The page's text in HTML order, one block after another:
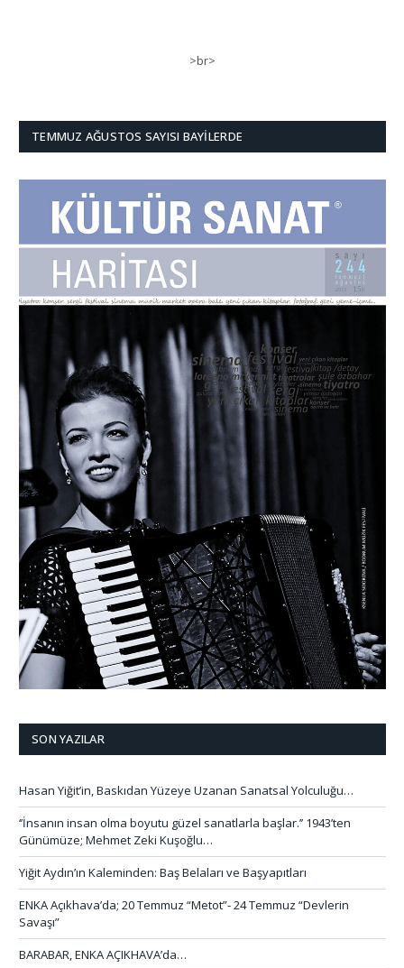
>br>
TEMMUZ AĞUSTOS SAYISI BAYILERDE
SON YAZILAR
Hasan Yiğit’in, Baskıdan Yüzeye Uzanan Sanatsal Yolculuğu…
‘’İnsanın insan olma boyutu güzel sanatlarla başlar.’’ 1943’ten
Günümüze; Mehmet Zeki Kuşoğlu…
Yiğit Aydın’ın Kaleminden: Baş Belaları ve Başyapıtları
ENKA Açıkhava’da; 20 Temmuz “Metot”- 24 Temmuz “Devlerin
Savaşı”
BARABAR, ENKA AÇIKHAVA’da…